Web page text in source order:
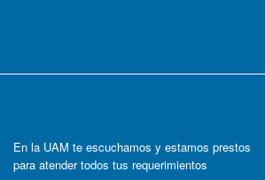
En la UAM te escuchamos y estamos prestos
para atender todos tus requerimientos